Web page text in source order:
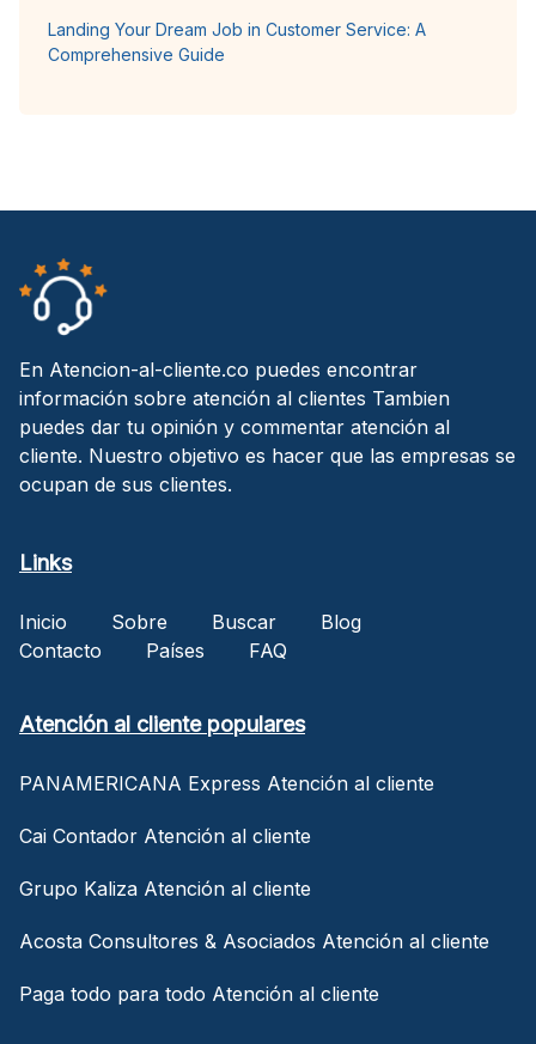
Landing Your Dream Job in Customer Service: A
Comprehensive Guide
En Atencion-al-cliente.co puedes encontrar
información sobre atención al clientes Tambien
puedes dar tu opinión y commentar atención al
cliente. Nuestro objetivo es hacer que las empresas se
ocupan de sus clientes.
Links
Inicio Sobre Buscar
Blog
Contacto
Países FAQ
Atención al cliente populares
PANAMERICANA Express Atención al cliente
Cai Contador Atención al cliente
Grupo Kaliza Atención al cliente
Acosta Consultores & Asociados Atención al cliente
Paga todo para todo Atención al cliente